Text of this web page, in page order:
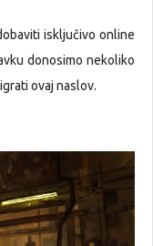
isključivo online
donosimo nekoliko
ovaj naslov.